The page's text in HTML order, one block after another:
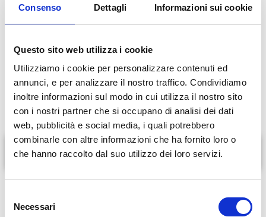
Consenso Dettagli Informazioni sui cookie
Questo sito web utilizza i cookie
Utilizziamo i cookie per personalizzare contenuti ed
annunci, e per analizzare il nostro traffico. Condividiamo
inoltre informazioni sul modo in cui utilizza il nostro sito
con i nostri partner che si occupano di analisi dei dati
web, pubblicità e social media, i quali potrebbero
combinarle con altre informazioni che ha fornito loro o
che hanno raccolto dal suo utilizzo dei loro servizi.
Necessari
Servizi offerti
Lesione del legamento collaterale ulnare del pollice (LCU) o pollice
dello sciatore
Rizoartrosi
Frattura radio
Dito a scatto
richiedere un appuntamento